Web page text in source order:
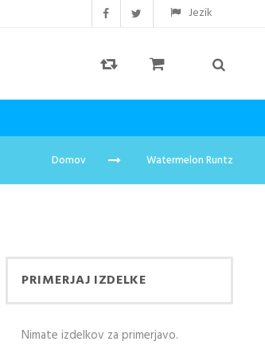
Jezik
Domov Watermelon Runtz
PRIMERJAJ IZDELKE
Nimate izdelkov za primerjavo.